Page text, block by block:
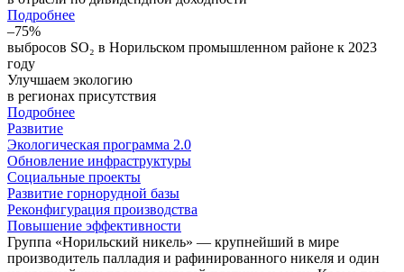
Подробнее
–75%
выбросов SO₂ в Норильском промышленном районе к 2023
году
Улучшаем экологию
в регионах присутствия
Подробнее
Развитие
Экологическая программа 2.0
Обновление инфраструктуры
Социальные проекты
Развитие горнорудной базы
Реконфигурация производства
Повышение эффективности
Группа «Норильский никель» — крупнейший в мире
производитель палладия и рафинированного никеля и один